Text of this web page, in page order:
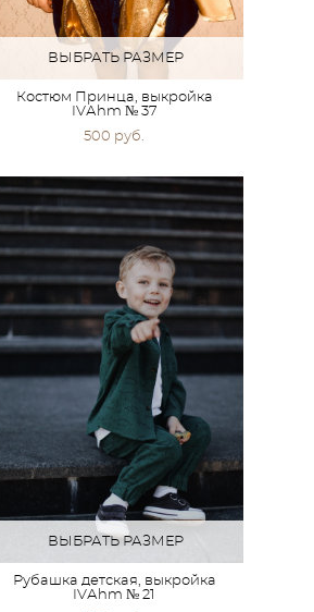
ВЫБРАТЬ РАЗМЕР
Костюм Принца, выкройка
IVАhm № 37
500 pуб.
ВЫБРАТЬ РАЗМЕР
Рубашка детская, выкройка
IVАhm № 21